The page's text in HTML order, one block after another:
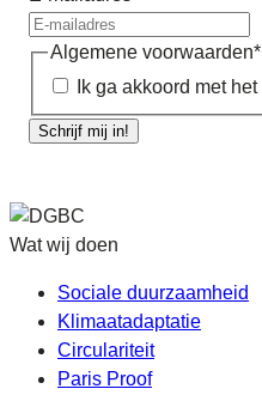
Algemene voorwaarden*
Ik ga akkoord met het
Schrijf mij in!
Wat wij doen
Sociale duurzaamheid
Klimaatadaptatie
Circulariteit
Paris Proof